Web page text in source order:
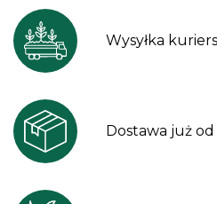
Wysyłka
Dostawa już od